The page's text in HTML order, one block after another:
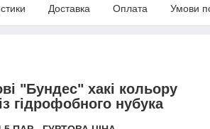
Доставка Оплата Умови
"Бундес" хакі кольору
гідрофобного нубука